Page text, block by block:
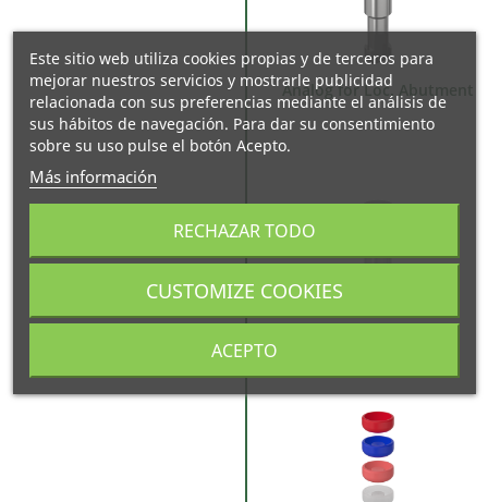
Analog for Loc. Abutment
Este sitio web utiliza cookies propias y de terceros para
mejorar nuestros servicios y mostrarle publicidad
relacionada con sus preferencias mediante el análisis de
sus hábitos de navegación. Para dar su consentimiento
sobre su uso pulse el botón Acepto.
Más información
RECHAZAR TODO
CUSTOMIZE COOKIES
ACEPTO